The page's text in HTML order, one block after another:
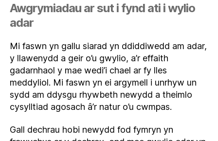
Awgrymiadau ar sut i fynd ati i wylio
adar
Mi faswn yn gallu siarad yn ddiddiwedd am adar,
y llawenydd a geir o’u gwylio, a’r effaith
gadarnhaol y mae wedi’i chael ar fy lles
meddyliol. Mi faswn yn ei argymell i unrhyw un
sydd am ddysgu rhywbeth newydd a theimlo
cysylltiad agosach â’r natur o’u cwmpas.
Gall dechrau hobi newydd fod fymryn yn